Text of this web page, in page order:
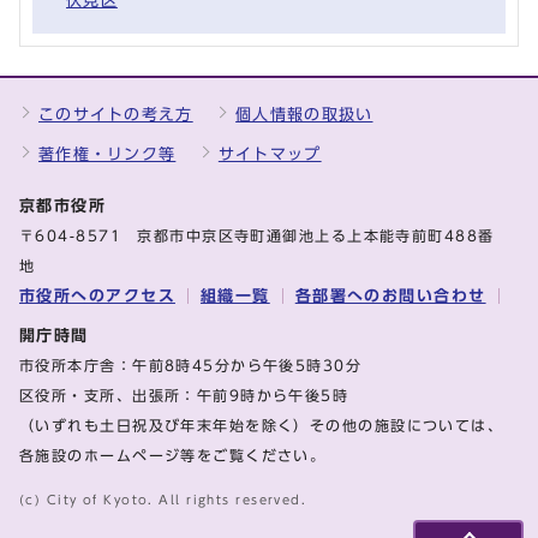
このサイトの考え方 個人情報の取扱い
著作権・リンク等 サイトマップ
京都市役所
〒604-8571 京都市中京区寺町通御池上る上本能寺前町488番
地
市役所へのアクセス 組織一覧 各部署へのお問い合わせ
開庁時間
市役所本庁舎：午前8時45分から午後5時30分
区役所・支所、出張所：午前9時から午後5時
（いずれも土日祝及び年末年始を除く）その他の施設については、
各施設のホームページ等をご覧ください。
(c) City of Kyoto. All rights reserved.